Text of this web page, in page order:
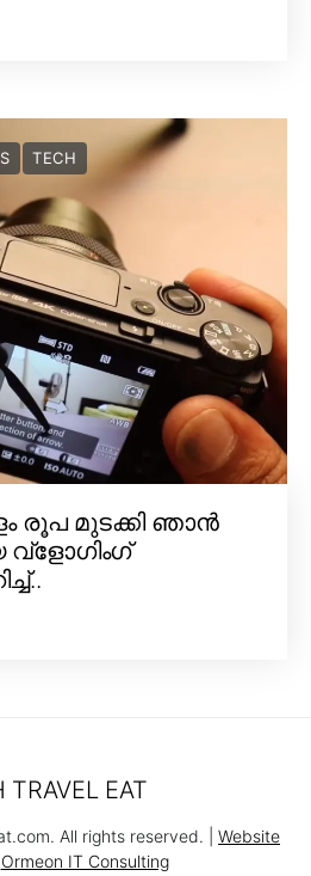
TECH
രൂപ മുടക്കി ഞാൻ
വ്‌ളോഗിംഗ്
TRAVEL EAT
All rights reserved. | Website
Ormeon IT Consulting